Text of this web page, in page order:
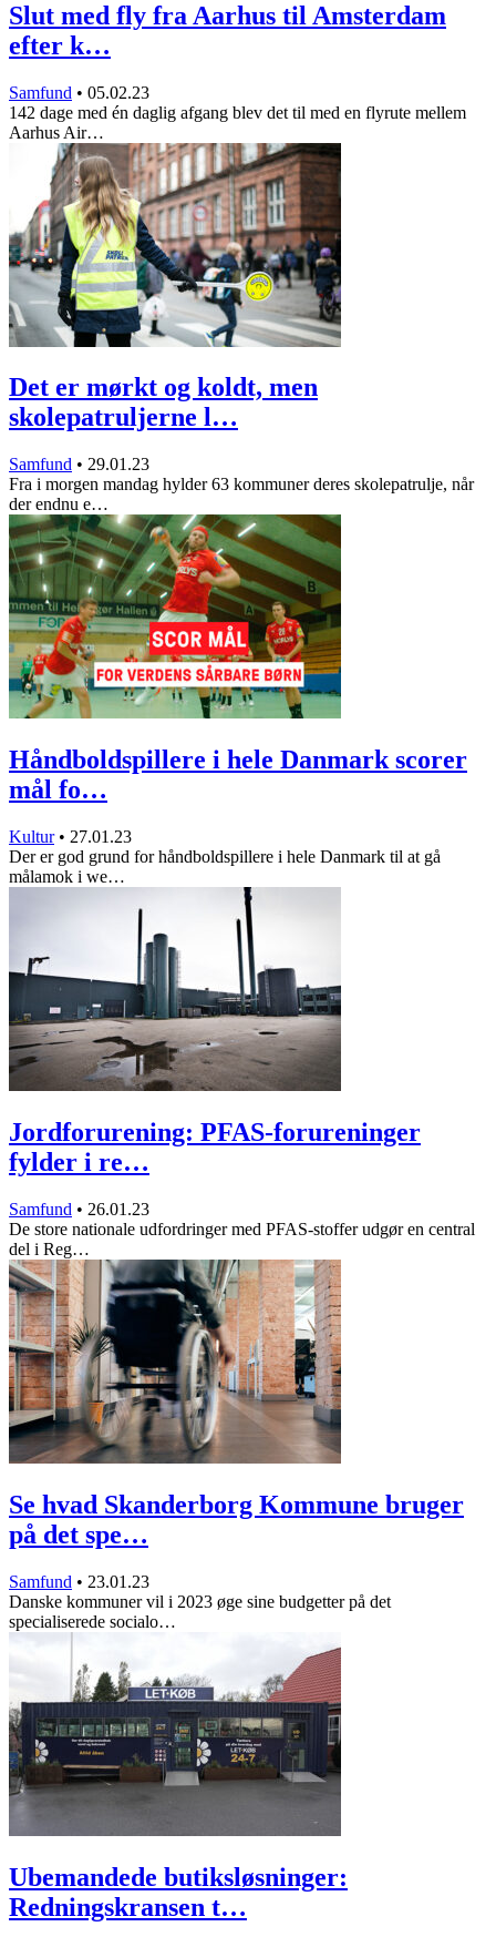
Slut med fly fra Aarhus til Amsterdam
efter k…
Samfund • 05.02.23
142 dage med én daglig afgang blev det til med en flyrute mellem
Aarhus Air…
Det er mørkt og koldt, men
skolepatruljerne l…
Samfund • 29.01.23
Fra i morgen mandag hylder 63 kommuner deres skolepatrulje, når
der endnu e…
Håndboldspillere i hele Danmark scorer
mål fo…
Kultur • 27.01.23
Der er god grund for håndboldspillere i hele Danmark til at gå
målamok i we…
Jordforurening: PFAS-forureninger
fylder i re…
Samfund • 26.01.23
De store nationale udfordringer med PFAS-stoffer udgør en central
del i Reg…
Se hvad Skanderborg Kommune bruger
på det spe…
Samfund • 23.01.23
Danske kommuner vil i 2023 øge sine budgetter på det
specialiserede socialo…
Ubemandede butiksløsninger:
Redningskransen t…